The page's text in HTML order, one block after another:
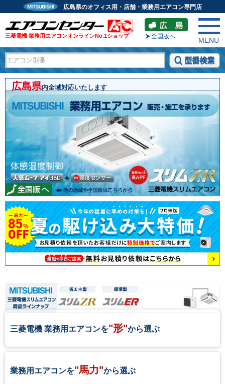
広島県のオフィス用・店舗・業務用エアコン専門店
三菱電機 業務用エアコンオンラインNo.1ショップ 全国版へ
MENU
広島県内全域対応いたします
三菱電機 業務用エアコンを"形"から選ぶ
業務用エアコンを"馬力"から選ぶ